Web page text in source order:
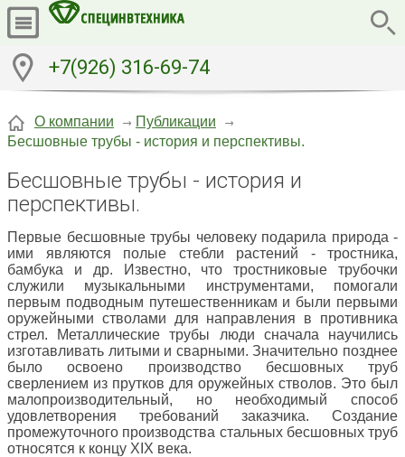
+7(926) 316-69-74
О компании
Публикации
Бесшовные трубы - история и перспективы.
Бесшовные трубы - история и
перспективы.
Первые бесшовные трубы человеку подарила природа -
ими являются полые стебли растений - тростника,
бамбука и др. Известно, что тростниковые трубочки
служили музыкальными инструментами, помогали
первым подводным путешественникам и были первыми
оружейными стволами для направления в противника
стрел. Металлические трубы люди сначала научились
изготавливать литыми и сварными. Значительно позднее
было освоено производство бесшовных труб
сверлением из прутков для оружейных стволов. Это был
малопроизводительный, но необходимый способ
удовлетворения требований заказчика. Создание
промежуточного производства стальных бесшовных труб
относятся к концу XIX века.